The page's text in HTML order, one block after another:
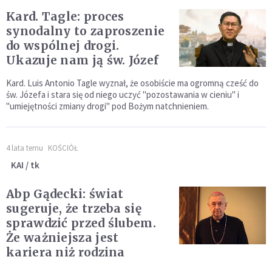
Kard. Tagle: proces
synodalny to zaproszenie
do wspólnej drogi.
Ukazuje nam ją św. Józef
Kard. Luis Antonio Tagle wyznał, że osobiście ma ogromną cześć do
św. Józefa i stara się od niego uczyć "pozostawania w cieniu" i
"umiejętności zmiany drogi" pod Bożym natchnieniem.
4 lata temu KOŚCIÓŁ
KAI / tk
Abp Gądecki: świat
sugeruje, że trzeba się
sprawdzić przed ślubem.
Że ważniejsza jest
kariera niż rodzina